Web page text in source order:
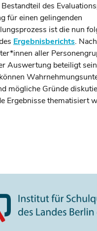
des
für einen gelingenden
ist die nun
Ergebnisberichts.
aller
Auswertung beteiligt
mögliche Gründe
Ergebnisse thematisiert